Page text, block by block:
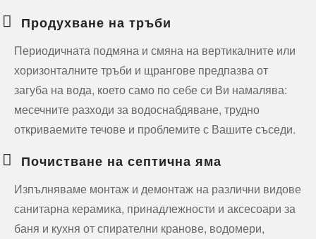
Продухване на тръби
Периодичната подмяна и смяна на вертикалните или
хоризонталните тръби и щрангове предпазва от
загуба на вода, което само по себе си Ви намалява:
месечните разходи за водоснабдяване, трудно
откриваемите течове и проблемите с Вашите съседи.
Почистване на септична яма
Изпълняваме монтаж и демонтаж на различни видове
санитарна керамика, принадлежности и аксесоари за
баня и кухня от спирателни кранове, водомери,